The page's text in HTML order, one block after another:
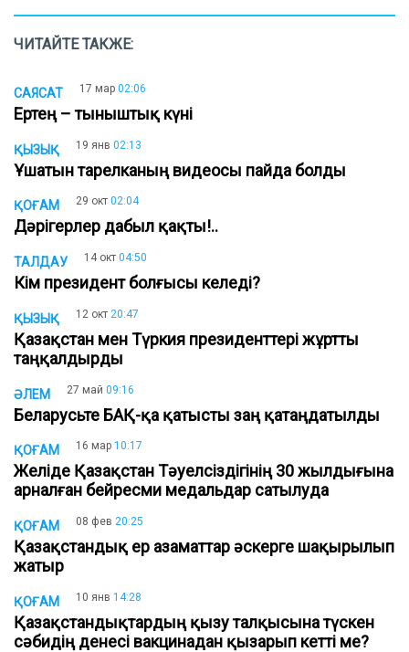
ЧИТАЙТЕ ТАКЖЕ:
САЯСАТ 17 мар 02:06
Ертең – тыныштық күні
ҚЫЗЫҚ 19 янв 02:13
Ұшатын тарелканың видеосы пайда болды
ҚОҒАМ 29 окт 02:04
Дәрігерлер дабыл қақты!..
ТАЛДАУ 14 окт 04:50
Кім президент болғысы келеді?
ҚЫЗЫҚ 12 окт 20:47
Қазақстан мен Түркия президенттері жұртты
таңқалдырды
ӘЛЕМ 27 май 09:16
Беларусьте БАҚ-қа қатысты заң қатаңдатылды
ҚОҒАМ 16 мар 10:17
Желіде Қазақстан Тәуелсіздігінің 30 жылдығына
арналған бейресми медальдар сатылуда
ҚОҒАМ 08 фев 20:25
Қазақстандық ер азаматтар әскерге шақырылып
жатыр
ҚОҒАМ 10 янв 14:28
Қазақстандықтардың қызу талқысына түскен
сәбидің денесі вакцинадан қызарып кетті ме?